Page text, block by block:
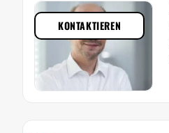
KONTAKTIEREN